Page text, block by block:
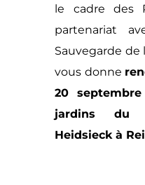
le cadre des
partenariat
Sauvegarde de
vous donne
20
jardins du
Heidsieck à